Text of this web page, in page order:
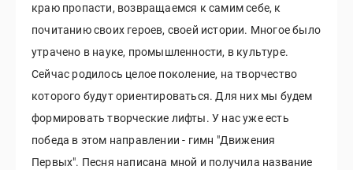
краю пропасти, возвращаемся к самим себе, к
почитанию своих героев, своей истории. Многое было
утрачено в науке, промышленности, в культуре.
Сейчас родилось целое поколение, на творчество
которого будут ориентироваться. Для них мы будем
формировать творческие лифты. У нас уже есть
победа в этом направлении - гимн "Движения
Первых". Песня написана мной и получила название